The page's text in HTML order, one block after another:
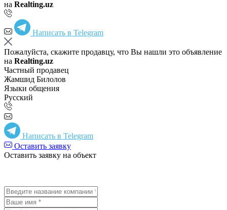
на Realting.uz
Написать в Telegram
Пожалуйста, скажите продавцу, что Вы нашли это объявление
на Realting.uz
Частный продавец
Жамшид Билолов
Языки общения
Русский
Написать в Telegram
Оставить заявку
Оставить заявку на объект